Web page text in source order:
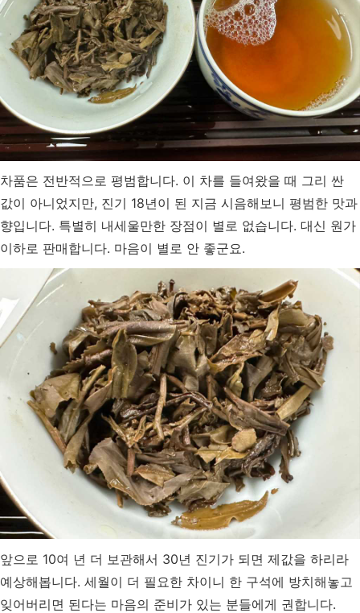
차품은 전반적으로 평범합니다. 이 차를 들여왔을 때 그리 싼
값이 아니었지만, 진기 18년이 된 지금 시음해보니 평범한 맛과
향입니다. 특별히 내세울만한 장점이 별로 없습니다. 대신 원가
이하로 판매합니다. 마음이 별로 안 좋군요.
앞으로 10여 년 더 보관해서 30년 진기가 되면 제값을 하리라
예상해봅니다. 세월이 더 필요한 차이니 한 구석에 방치해놓고
잊어버리면 된다는 마음의 준비가 있는 분들에게 권합니다.